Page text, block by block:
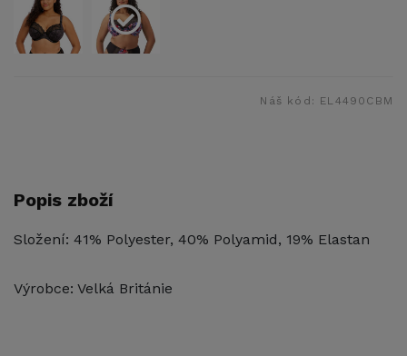
Náš kód: EL4490CBM
Popis zboží
Složení: 41% Polyester, 40% Polyamid, 19% Elastan
Výrobce: Velká Británie